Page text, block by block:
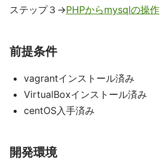
ステップ３→PHPからmysqlの操作
前提条件
vagrantインストール済み
VirtualBoxインストール済み
centOS入手済み
開発環境